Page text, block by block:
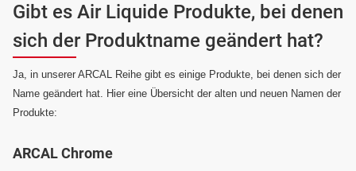
Gibt es Air Liquide Produkte, bei denen
sich der Produktname geändert hat?
Ja, in unserer ARCAL Reihe gibt es einige Produkte, bei denen sich der
Name geändert hat. Hier eine Übersicht der alten und neuen Namen der
Produkte:
ARCAL Chrome